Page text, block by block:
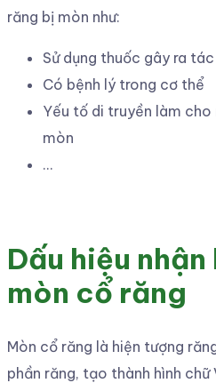
răng bị mòn như:
Sử dụng thuốc gây ra
Có bệnh lý trong cơ thể
Yếu tố di truyền làm
mòn
…
Dấu hiệu
mòn cổ răng
Mòn cổ răng là hiện tượng
phần răng, tạo thành hình chữ